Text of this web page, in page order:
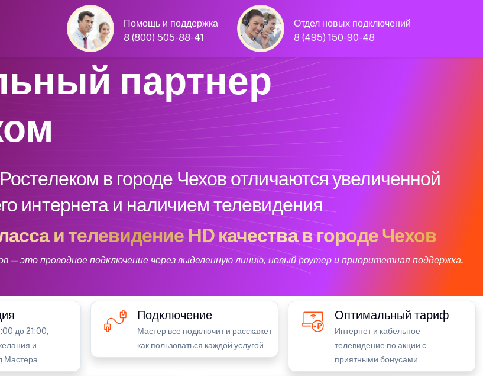
Помощь и поддержка
8 (800) 505-88-41
Отдел новых подключений
8 (495) 150-90-48
партнер
в городе Чехов отличаются увеличенной
интернета и наличием телевидения
и телевидение HD качества в городе Чехов
— это проводное подключение через выделенную линию, новый роутер и приоритетная поддержка.
до 21:00,
и
Мастера
Подключение
Мастер все подключит и расскажет
как пользоваться каждой услугой
Оптимальный тариф
Интернет и кабельное
телевидение по акции с
приятными бонусами